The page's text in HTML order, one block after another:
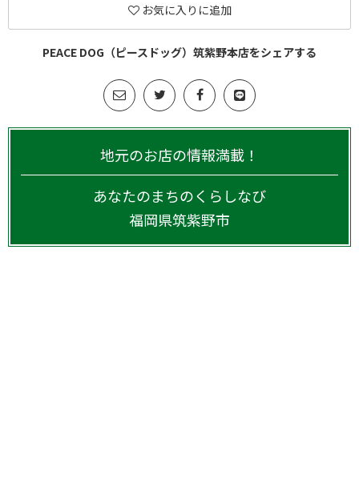
お気に入りに追加
PEACE DOG（ピースドッグ）筑紫野本店をシェアする
地元のお店の情報満載！
あなたのまちのくらしなび
福岡県筑紫野市